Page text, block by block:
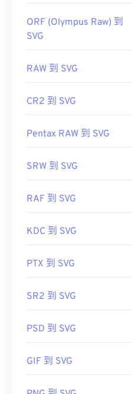
ORF (Olympus Raw) 到
SVG
RAW 到 SVG
CR2 到 SVG
Pentax RAW 到 SVG
SRW 到 SVG
RAF 到 SVG
KDC 到 SVG
PTX 到 SVG
SR2 到 SVG
PSD 到 SVG
GIF 到 SVG